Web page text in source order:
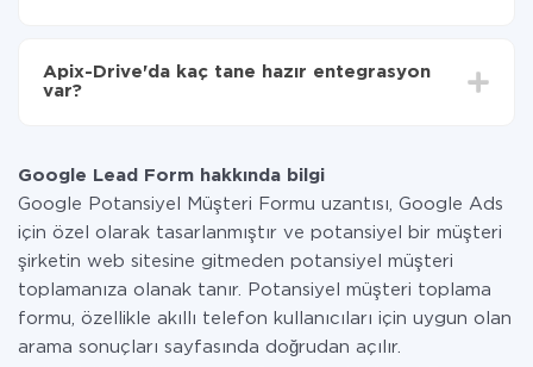
Hizmetimiz aracılığıyla yalnızca bir sisteminizden
diğerine aktarılan veri miktarı için ödeme yaparsınız.
Apix-Drive'da kaç tane hazır entegrasyon
var?
Google Lead Form hakkında bilgi
Google Potansiyel Müşteri Formu uzantısı, Google Ads
için özel olarak tasarlanmıştır ve potansiyel bir müşteri
şirketin web sitesine gitmeden potansiyel müşteri
toplamanıza olanak tanır. Potansiyel müşteri toplama
formu, özellikle akıllı telefon kullanıcıları için uygun olan
arama sonuçları sayfasında doğrudan açılır.